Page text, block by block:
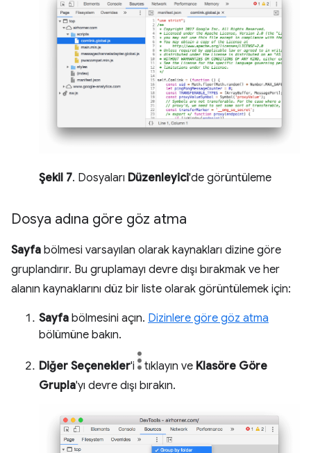
Şekil 7. Dosyaları Düzenleyici'de görüntüleme
Dosya adına göre göz atma
Sayfa bölmesi varsayılan olarak kaynakları dizine göre
gruplandırır. Bu gruplamayı devre dışı bırakmak ve her
alanın kaynaklarını düz bir liste olarak görüntülemek için:
Sayfa bölmesini açın. Dizinlere göre göz atma
bölümüne bakın.
Diğer Seçenekler'i tıklayın ve Klasöre Göre
Grupla'yı devre dışı bırakın.